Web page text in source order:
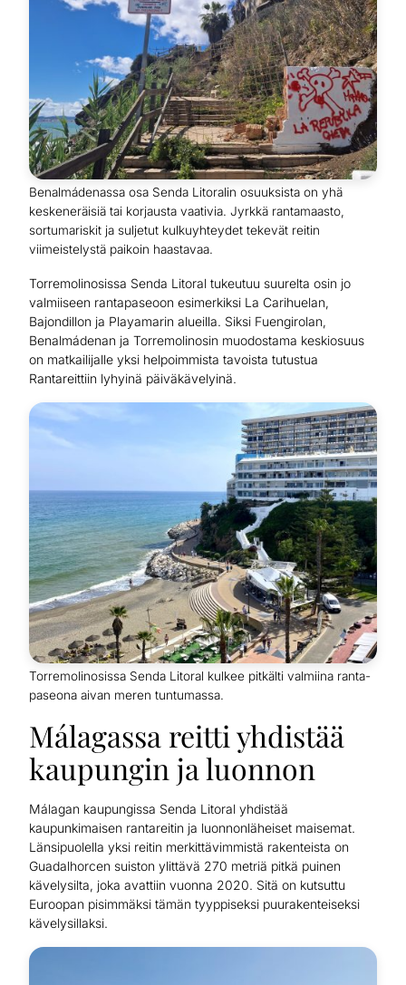
Benalmádenassa osa Senda Litoralin osuuksista on yhä
keskeneräisiä tai korjausta vaativia. Jyrkkä rantamaasto,
sortumariskit ja suljetut kulkuyhteydet tekevät reitin
viimeistelystä paikoin haastavaa.
Torremolinosissa Senda Litoral tukeutuu suurelta osin jo
valmiiseen rantapaseoon esimerkiksi La Carihuelan,
Bajondillon ja Playamarin alueilla. Siksi Fuengirolan,
Benalmádenan ja Torremolinosin muodostama keskiosuus
on matkailijalle yksi helpoimmista tavoista tutustua
Rantareittiin lyhyinä päiväkävelyinä.
Torremolinosissa Senda Litoral kulkee pitkälti valmiina ranta-
paseona aivan meren tuntumassa.
Málagassa reitti yhdistää
kaupungin ja luonnon
Málagan kaupungissa Senda Litoral yhdistää
kaupunkimaisen rantareitin ja luonnonläheiset maisemat.
Länsipuolella yksi reitin merkittävimmistä rakenteista on
Guadalhorcen suiston ylittävä 270 metriä pitkä puinen
kävelysilta, joka avattiin vuonna 2020. Sitä on kutsuttu
Euroopan pisimmäksi tämän tyyppiseksi puurakenteiseksi
kävelysillaksi.